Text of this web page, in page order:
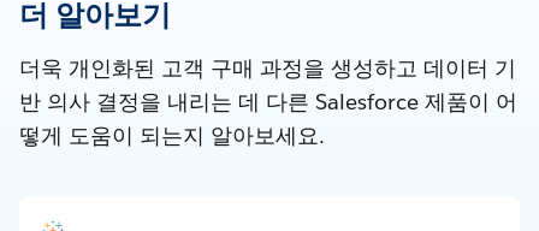
더 알아보기
더욱 개인화된 고객 구매 과정을 생성하고 데이터 기
반 의사 결정을 내리는 데 다른 Salesforce 제품이 어
떻게 도움이 되는지 알아보세요.